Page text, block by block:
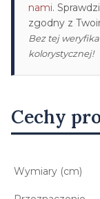
nami.
zgodny z
Bez tej
kolorystycznej!
Cechy
Wymiary (cm)